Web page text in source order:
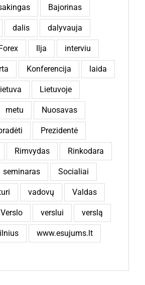
Bajorinas
dalis dalyvauja
Ilja interviu
Konferencija laida
Lietuvoje
metu Nuosavas
Prezidentė
Rimvydas Rinkodara
seminaras Socialiai
vadovų Valdas
Verslo verslui verslą
www.esujums.lt